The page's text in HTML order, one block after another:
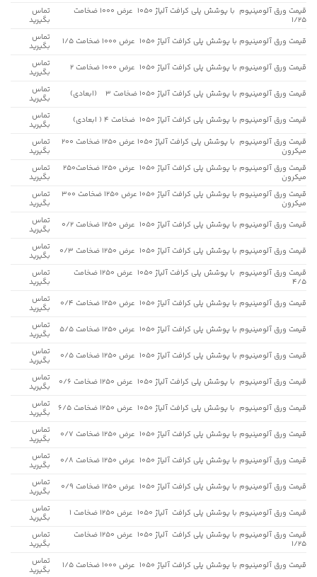
قیمت ورق آلومینیوم با پوشش پلی کرافت آلیاژ 1050 عرض 1000 ضخامت
1/25
تماس
بگیرید
قیمت ورق آلومینیوم با پوشش پلی کرافت آلیاژ 1050 عرض 1000 ضخامت 1/5
تماس
بگیرید
قیمت ورق آلومینیوم با پوشش پلی کرافت آلیاژ 1050 عرض 1000 ضخامت 2
تماس
بگیرید
قیمت ورق آلومینیوم با پوشش پلی کرافت آلیاژ 1050 ضخامت 3 (ابعادی)
تماس
بگیرید
قیمت ورق آلومینیوم با پوشش پلی کرافت آلیاژ 1050 ضخامت 4 ( ابعادی)
تماس
بگیرید
قیمت ورق آلومینیوم با پوشش پلی کرافت آلیاژ 1050 عرض 1250 ضخامت 200
میکرون
تماس
بگیرید
قیمت ورق آلومینیوم با پوشش پلی کرافت آلیاژ 1050 عرض 1250 ضخامت250
میکرون
تماس
بگیرید
قیمت ورق آلومینیوم با پوشش پلی کرافت آلیاژ 1050 عرض 1250 ضخامت 300
میکرون
تماس
بگیرید
قیمت ورق آلومینیوم با پوشش پلی کرافت آلیاژ 1050 عرض 1250 ضخامت 0/2
تماس
بگیرید
قیمت ورق آلومینیوم با پوشش پلی کرافت آلیاژ 1050 عرض 1250 ضخامت 0/3
تماس
بگیرید
قیمت ورق آلومینیوم با پوشش پلی کرافت آلیاژ 1050 عرض 1250 ضخامت
4/5
تماس
بگیرید
قیمت ورق آلومینیوم با پوشش پلی کرافت آلیاژ 1050 عرض 1250 ضخامت 0/4
تماس
بگیرید
قیمت ورق آلومینیوم با پوشش پلی کرافت آلیاژ 1050 عرض 1250 ضخامت 5/5
تماس
بگیرید
قیمت ورق آلومینیوم با پوشش پلی کرافت آلیاژ 1050 عرض 1250 ضخامت 0/5
تماس
بگیرید
قیمت ورق آلومینیوم با پوشش پلی کرافت آلیاژ 1050 عرض 1250 ضخامت 0/6
تماس
بگیرید
قیمت ورق آلومینیوم با پوشش پلی کرافت آلیاژ 1050 عرض 1250 ضخامت 6/5
تماس
بگیرید
قیمت ورق آلومینیوم با پوشش پلی کرافت آلیاژ 1050 عرض 1250 ضخامت 0/7
تماس
بگیرید
قیمت ورق آلومینیوم با پوشش پلی کرافت آلیاژ 1050 عرض 1250 ضخامت 0/8
تماس
بگیرید
قیمت ورق آلومینیوم با پوشش پلی کرافت آلیاژ 1050 عرض 1250 ضخامت 0/9
تماس
بگیرید
قیمت ورق آلومینیوم با پوشش پلی کرافت آلیاژ 1050 عرض 1250 ضخامت 1
تماس
بگیرید
قیمت ورق آلومینیوم با پوشش پلی کرافت آلیاژ 1050 عرض 1250 ضخامت
1/25
تماس
بگیرید
قیمت ورق آلومینیوم با پوشش پلی کرافت آلیاژ 1050 عرض 1000 ضخامت 1/5
تماس
بگیرید